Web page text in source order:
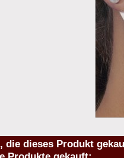
die dieses Produkt